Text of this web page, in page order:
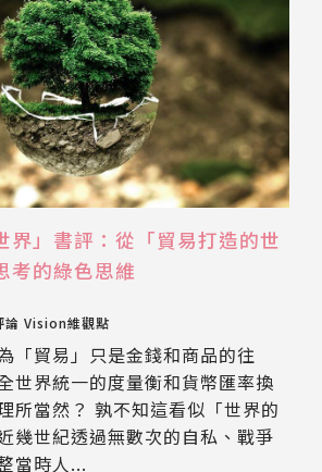
界」書評：從「貿易打造的世
考的綠色思維
論 Vision維觀點
「貿易」只是金錢和商品的往
世界統一的度量衡和貨幣匯率換
所當然？ 孰不知這看似「世界的
幾世紀透過無數次的自私、戰爭
當時人...